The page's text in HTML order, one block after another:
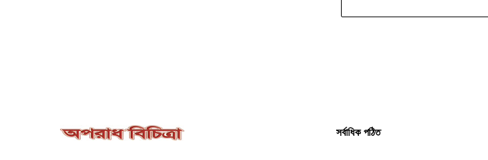
সর্বাধিক পঠিত